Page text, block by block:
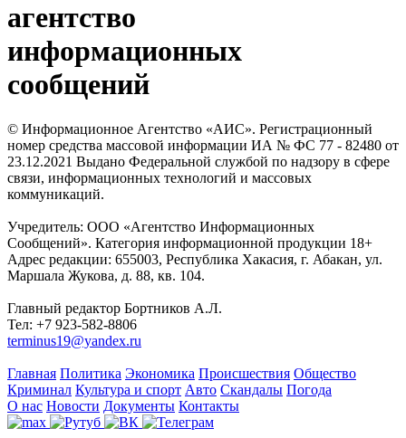
агентство
информационных
сообщений
© Информационное Агентство «АИС». Регистрационный
номер средства массовой информации ИА № ФС 77 - 82480 от
23.12.2021 Выдано Федеральной службой по надзору в сфере
связи, информационных технологий и массовых
коммуникаций.
Учредитель: ООО «Агентство Информационных
Сообщений». Категория информационной продукции 18+
Адрес редакции: 655003, Республика Хакасия, г. Абакан, ул.
Маршала Жукова, д. 88, кв. 104.
Главный редактор Бортников А.Л.
Тел: +7 923-582-8806
terminus19@yandex.ru
Главная Политика Экономика Происшествия Общество
Криминал Культура и спорт Авто Скандалы Погода
О нас Новости Документы Контакты